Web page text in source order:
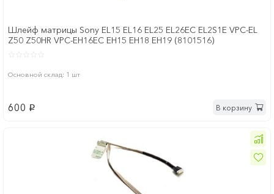
Шлейф матрицы Sony EL15 EL16 EL25 EL26EC EL2S1E VPC-EL
Z50 Z50HR VPC-EH16EC EH15 EH18 EH19 (8101516)
Основной склад: 1 шт
600 p В корзину